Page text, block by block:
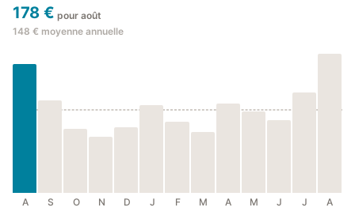
178 € pour août
148 € moyenne annuelle
A S O N D J F M A M J J A